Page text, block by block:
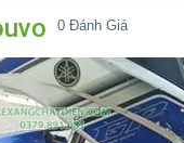
0 Đánh Giá